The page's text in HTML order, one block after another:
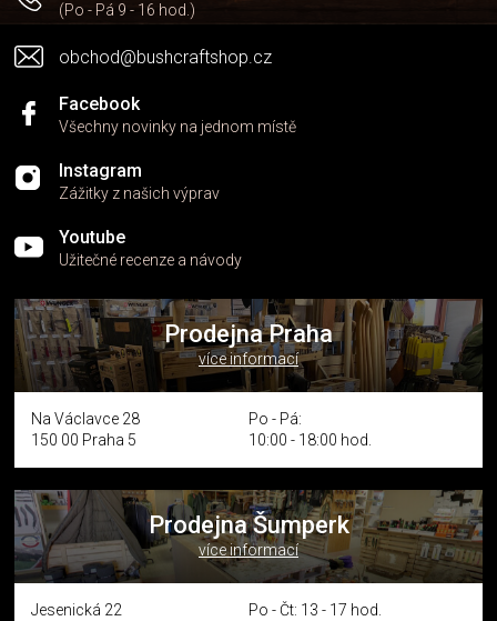
(Po - Pá 9 - 16 hod.)
obchod@bushcraftshop.cz
Facebook
Všechny novinky na jednom místě
Instagram
Zážitky z našich výprav
Youtube
Užitečné recenze a návody
Prodejna Praha
více informací
Na Václavce 28
150 00 Praha 5
Po - Pá:
10:00 - 18:00 hod.
Prodejna Šumperk
více informací
Jesenická 22
Po - Čt: 13 - 17 hod.